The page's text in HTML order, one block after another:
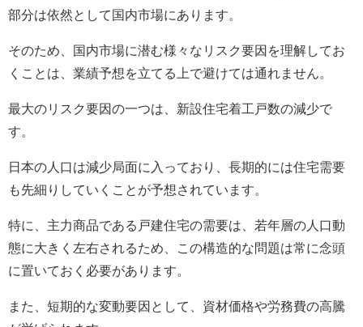
部分は依然として国内市場にあります。
そのため、国内市場に潜む様々なリスク要因を理解してお
くことは、業績予想を立てる上で避けては通れません。
最大のリスク要因の一つは、新設住宅着工戸数の減少で
す。
日本の人口は減少局面に入っており、長期的には住宅需要
も先細りしていくことが予想されています。
特に、主力商品である戸建住宅の需要は、若年層の人口動
態に大きく左右されるため、この構造的な問題は常に念頭
に置いておく必要があります。
また、短期的な変動要因として、資材価格や労務費の高騰